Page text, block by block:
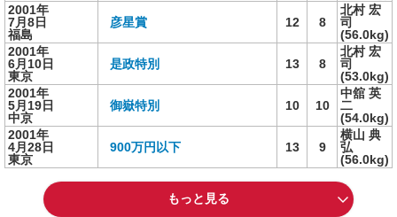
2001年
7月8日
福島
彦星賞 12 8
北村 宏
司
(56.0kg)
2001年
6月10日
東京
是政特別 13 8
北村 宏
司
(53.0kg)
2001年
5月19日
中京
御嶽特別 10 10
中舘 英
二
(54.0kg)
2001年
4月28日
東京
900万円以下 13 9
横山 典
弘
(56.0kg)
もっと見る